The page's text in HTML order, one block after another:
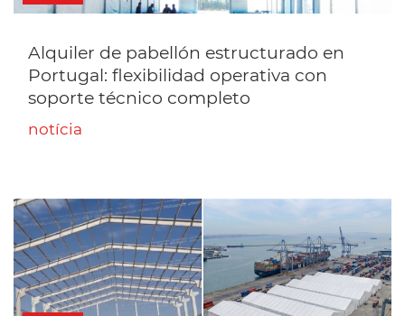
Alquiler de pabellón estructurado en
Portugal: flexibilidad operativa con
soporte técnico completo
notícia